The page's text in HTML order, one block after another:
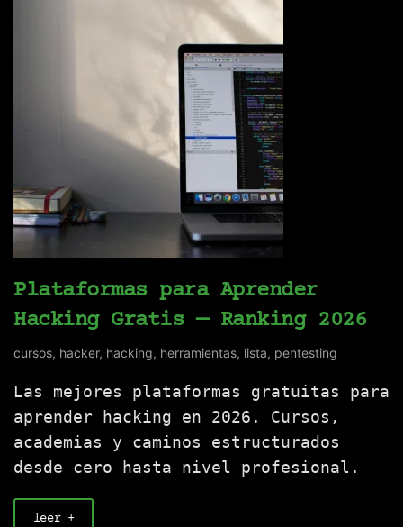
Plataformas para Aprender
Hacking Gratis — Ranking 2026
cursos, hacker, hacking, herramientas, lista, pentesting
Las mejores plataformas gratuitas para
aprender hacking en 2026. Cursos,
academias y caminos estructurados
desde cero hasta nivel profesional.
leer +